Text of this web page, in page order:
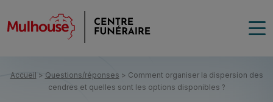
Accueil > Questions/réponses > Comment organiser la dispersion des
cendres et quelles sont les options disponibles ?